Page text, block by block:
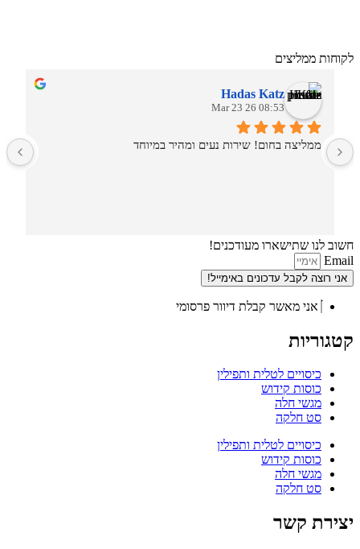
לקוחות ממליצים
Hadas Katz
08:53 26 Mar 23
ממליצה בחום! שירות נעים ומהיר במיוחד
חשוב לנו שתישארו מעודכנים!
Email
אני רוצה לקבל עדכונים באימייל!
אני מאשר קבלת דיוור פרסומי
קטגוריות
כיסויים לטלית ותפילין
כוסות קידוש
מגשי חלה
סט חלקה
כיסויים לטלית ותפילין
כוסות קידוש
מגשי חלה
סט חלקה
יצירת קשר